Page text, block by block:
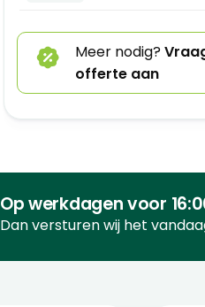
Meer nodig?
offerte aan
Op werkdagen voor
Dan versturen wij het